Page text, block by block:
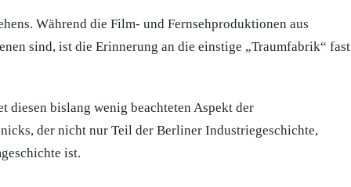
Während die Film- und Fernsehproduktionen aus
sind, ist die Erinnerung an die einstige „Traumfabrik“ fast
diesen bislang wenig beachteten Aspekt der
der nicht nur Teil der Berliner Industriegeschichte,
ist.